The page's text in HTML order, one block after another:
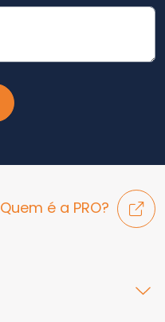
Quem é a PRO?